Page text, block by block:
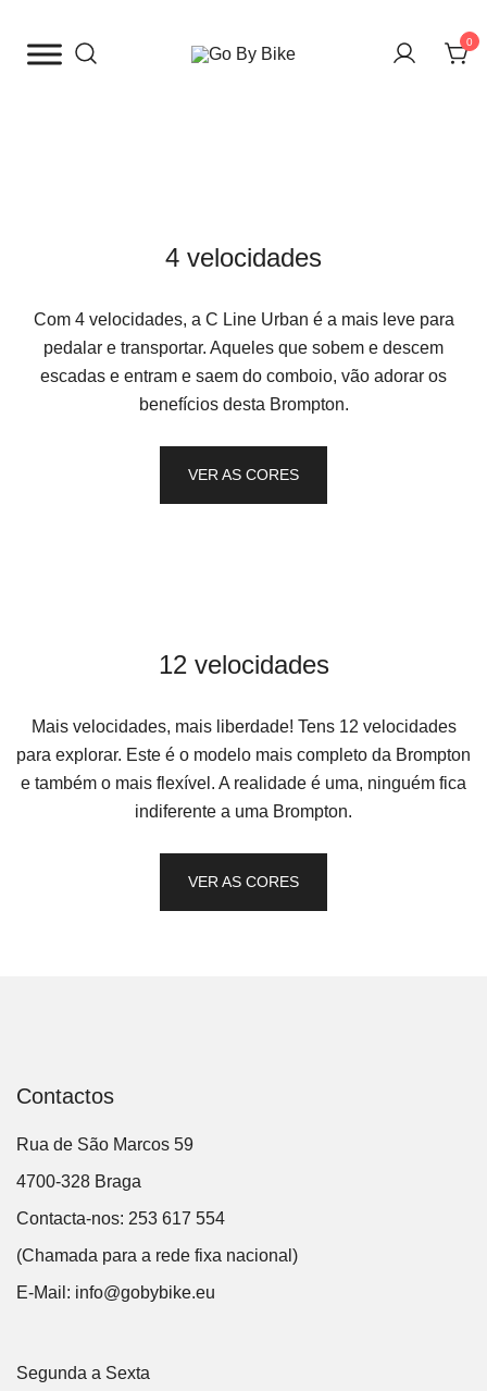
para
0
4 velocidades
Com 4 velocidades, a C Line Urban é a mais leve para
pedalar e transportar. Aqueles que sobem e descem
escadas e entram e saem do comboio, vão adorar os
benefícios desta Brompton.
VER AS CORES
12 velocidades
Mais velocidades, mais liberdade! Tens 12 velocidades
para explorar. Este é o modelo mais completo da Brompton
e também o mais flexível. A realidade é uma, ninguém fica
indiferente a uma Brompton.
VER AS CORES
Contactos
Rua de São Marcos 59
4700-328 Braga
Contacta-nos: 253 617 554
(Chamada para a rede fixa nacional)
E-Mail: info@gobybike.eu
Segunda a Sexta